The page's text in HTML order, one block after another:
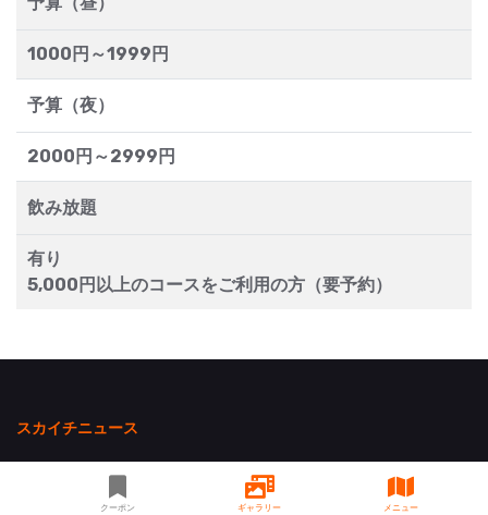
1000円～1999円
予算（夜）
2000円～2999円
飲み放題
有り
5,000円以上のコースをご利用の方（要予約）
クーポン ギャラリー メニュー
スカイチニュース
2026/08/05【ピックアップ新着情報】横須賀で楽しむ夏・8月のお出
かけ情報3選！パンマルシェ・わくわくナイト・シーマスカットフェス